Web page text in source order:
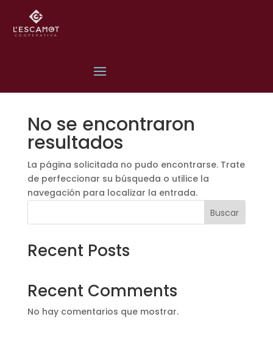
No se encontraron
resultados
La página solicitada no pudo encontrarse. Trate
de perfeccionar su búsqueda o utilice la
navegación para localizar la entrada.
Buscar
Recent Posts
Recent Comments
No hay comentarios que mostrar.